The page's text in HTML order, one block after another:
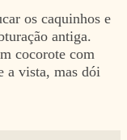
os caquinhos e
antiga.
cocorote com
a vista, mas dói